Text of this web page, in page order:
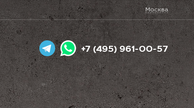
Москва
+7 (495) 961-00-57